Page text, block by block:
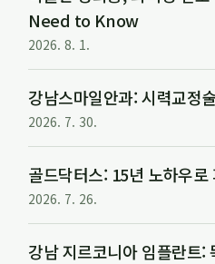
Need to Know
2026. 8. 1.
강남스마일안과: 시력교
2026. 7. 30.
골드닥터스: 15년 노하우
2026. 7. 26.
강남 지르코니아 임플란